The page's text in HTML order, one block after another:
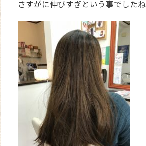
さすがに伸びすぎという事でしたね